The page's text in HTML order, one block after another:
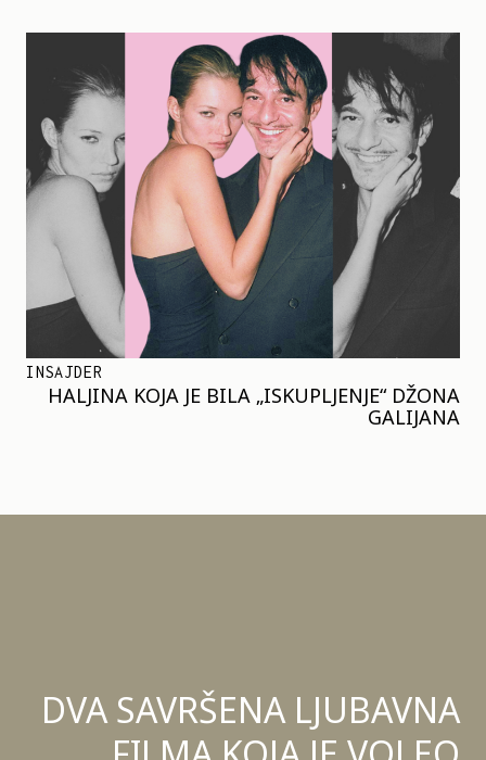
INSAJDER
HALJINA KOJA JE BILA „ISKUPLJENJE“ DŽONA
GALIJANA
DVA SAVRŠENA LJUBAVNA